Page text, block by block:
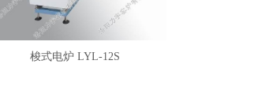
梭式电炉 LYL-12S